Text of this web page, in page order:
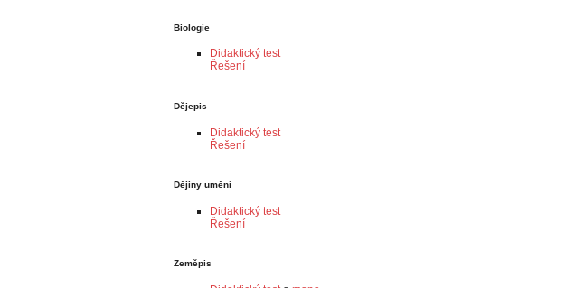
Biologie
Didaktický test
Řešení
Dějepis
Didaktický test
Řešení
Dějiny umění
Didaktický test
Řešení
Zeměpis